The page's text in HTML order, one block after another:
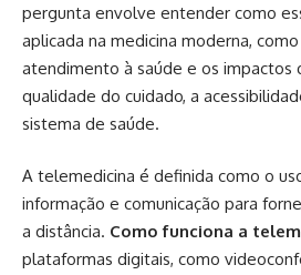
pergunta envolve entender como
aplicada na medicina moderna,
atendimento à saúde e os impactos
qualidade do cuidado, a
sistema de saúde.
A telemedicina é definida como o
informação e comunicação para
a distância. Como funciona a
plataformas digitais, como